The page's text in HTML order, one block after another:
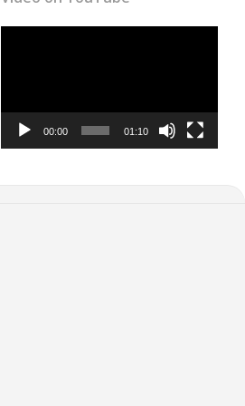
00:00 01:10